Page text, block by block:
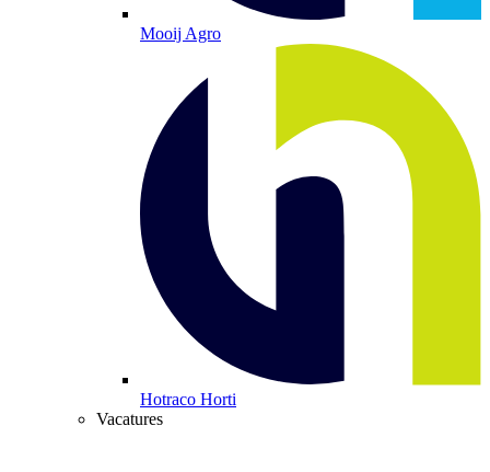
Mooij Agro
Hotraco Horti
Vacatures